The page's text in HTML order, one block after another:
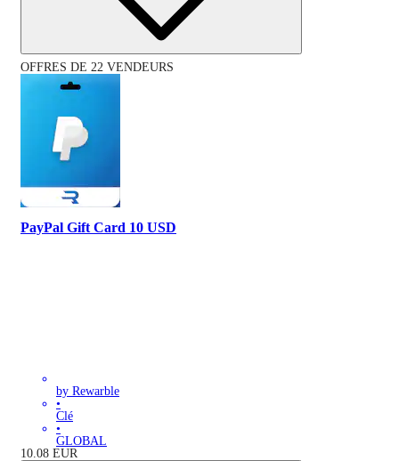
OFFRES DE 22 VENDEURS
PayPal Gift Card 10 USD
by Rewarble
•
Clé
•
GLOBAL
10.08 EUR